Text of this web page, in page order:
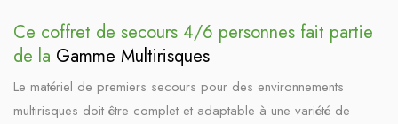
Ce coffret de secours 4/6 personnes fait partie
de la Gamme Multirisques
Le matériel de premiers secours pour des environnements
multirisques doit être complet et adaptable à une variété de